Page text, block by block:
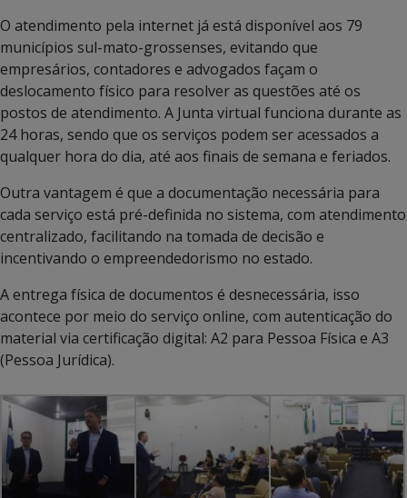
O atendimento pela internet já está disponível aos 79
municípios sul-mato-grossenses, evitando que
empresários, contadores e advogados façam o
deslocamento físico para resolver as questões até os
postos de atendimento. A Junta virtual funciona durante as
24 horas, sendo que os serviços podem ser acessados a
qualquer hora do dia, até aos finais de semana e feriados.
Outra vantagem é que a documentação necessária para
cada serviço está pré-definida no sistema, com atendimento
centralizado, facilitando na tomada de decisão e
incentivando o empreendedorismo no estado.
A entrega física de documentos é desnecessária, isso
acontece por meio do serviço online, com autenticação do
material via certificação digital: A2 para Pessoa Física e A3
(Pessoa Jurídica).